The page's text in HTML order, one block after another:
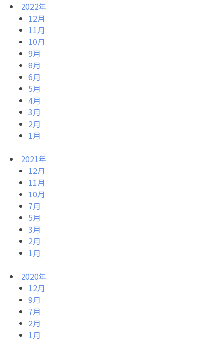
2022年
12月
11月
10月
9月
8月
6月
5月
4月
3月
2月
1月
2021年
12月
11月
10月
7月
5月
3月
2月
1月
2020年
12月
9月
7月
2月
1月